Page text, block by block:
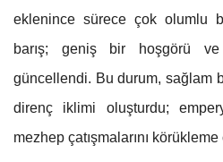
eklenince sürece çok olumlu
barış; geniş bir hoşgörü
güncellendi. Bu durum, sağlam
direnç iklimi oluşturdu;
mezhep çatışmalarını körükleme